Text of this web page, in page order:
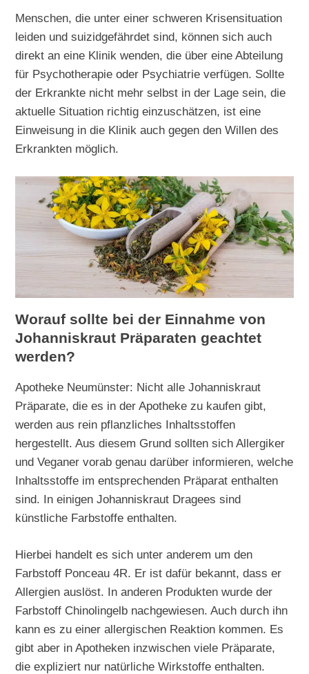
Menschen, die unter einer schweren Krisensituation
leiden und suizidgefährdet sind, können sich auch
direkt an eine Klinik wenden, die über eine Abteilung
für Psychotherapie oder Psychiatrie verfügen. Sollte
der Erkrankte nicht mehr selbst in der Lage sein, die
aktuelle Situation richtig einzuschätzen, ist eine
Einweisung in die Klinik auch gegen den Willen des
Erkrankten möglich.
Worauf sollte bei der Einnahme von
Johanniskraut Präparaten geachtet
werden?
Apotheke Neumünster: Nicht alle Johanniskraut
Präparate, die es in der Apotheke zu kaufen gibt,
werden aus rein pflanzliches Inhaltsstoffen
hergestellt. Aus diesem Grund sollten sich Allergiker
und Veganer vorab genau darüber informieren, welche
Inhaltsstoffe im entsprechenden Präparat enthalten
sind. In einigen Johanniskraut Dragees sind
künstliche Farbstoffe enthalten.
Hierbei handelt es sich unter anderem um den
Farbstoff Ponceau 4R. Er ist dafür bekannt, dass er
Allergien auslöst. In anderen Produkten wurde der
Farbstoff Chinolingelb nachgewiesen. Auch durch ihn
kann es zu einer allergischen Reaktion kommen. Es
gibt aber in Apotheken inzwischen viele Präparate,
die expliziert nur natürliche Wirkstoffe enthalten.